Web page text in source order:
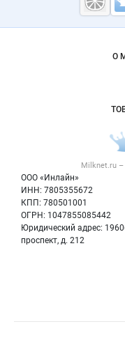
Важные
Milknet.ru –
ООО «Инлайн»
ИНН: 7805355672
КПП: 780501001
ОГРН: 1047855085442
Юридический адрес:
проспект, д. 212
Навигация по О
Политика